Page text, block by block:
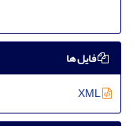
فایل ها